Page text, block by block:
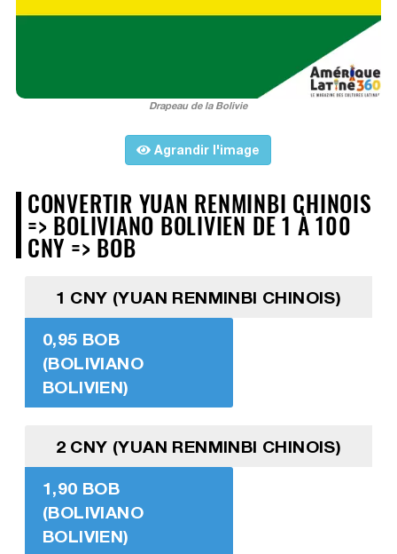
Drapeau de la Bolivie
Agrandir l'image
CONVERTIR YUAN RENMINBI CHINOIS
=> BOLIVIANO BOLIVIEN DE 1 À 100
CNY => BOB
1 CNY (YUAN RENMINBI CHINOIS)
0,95 BOB
(BOLIVIANO
BOLIVIEN)
2 CNY (YUAN RENMINBI CHINOIS)
1,90 BOB
(BOLIVIANO
BOLIVIEN)